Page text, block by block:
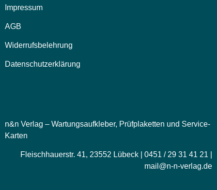
Impressum
AGB
Widerrufsbelehrung
Datenschutzerklärung
n&n Verlag – Wartungsaufkleber, Prüfplaketten und Service-
Karten
Fleischhauerstr. 41, 23552 Lübeck | 0451 / 29 31 41 21 |
mail@n-n-verlag.de